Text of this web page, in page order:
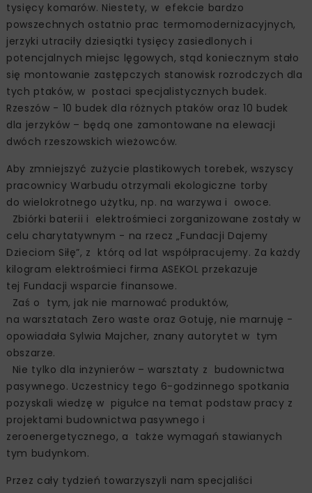
tysięcy komarów. Niestety, w efekcie bardzo
powszechnych ostatnio prac termomodernizacyjnych,
jerzyki utraciły dziesiątki tysięcy zasiedlonych i
potencjalnych miejsc lęgowych, stąd koniecznym stało
się montowanie zastępczych stanowisk rozrodczych dla
tych ptaków, w postaci specjalistycznych budek.
Rzeszów - 10 budek dla różnych ptaków oraz 10 budek
dla jerzyków – będą one zamontowane na elewacji
dwóch rzeszowskich wieżowców.
Aby zmniejszyć zużycie plastikowych torebek, wszyscy
pracownicy Warbudu otrzymali ekologiczne torby
do wielokrotnego użytku, np. na warzywa i owoce.
Zbiórki baterii i elektrośmieci zorganizowane zostały w
celu charytatywnym - na rzecz „Fundacji Dajemy
Dzieciom Siłę”, z którą od lat współpracujemy. Za każdy
kilogram elektrośmieci firma ASEKOL przekazuje
tej Fundacji wsparcie finansowe.
Zaś o tym, jak nie marnować produktów,
na warsztatach Zero waste oraz Gotuję, nie marnuję -
opowiadała Sylwia Majcher, znany autorytet w tym
obszarze.
Nie tylko dla inżynierów – warsztaty z budownictwa
pasywnego. Uczestnicy tego 6-godzinnego spotkania
pozyskali wiedzę w pigułce na temat podstaw pracy z
projektami budownictwa pasywnego i
zeroenergetycznego, a także wymagań stawianych
tym budynkom.
Przez cały tydzień towarzyszyli nam specjaliści